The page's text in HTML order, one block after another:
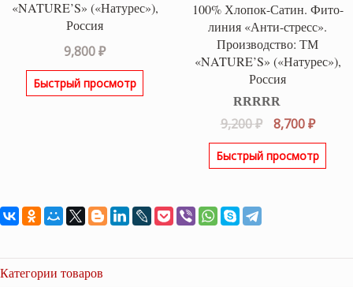
«NATURE’S» («Натурес»),
Россия
9,800₽
Быстрый просмотр
100% Хлопок-Сатин. Фито-
линия «Анти-стресс».
Производство: ТМ
«NATURE’S» («Натурес»),
Россия
Оценка5.00
из 5
9,200₽
цена
составляла
8,700₽
цена:
8,700
Быстрый просмотр
Категории товаров